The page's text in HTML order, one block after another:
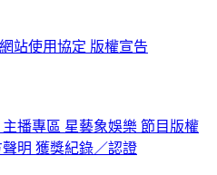
網站使用協定 版權宣告
主播專區 星藝象娛樂 節目版權
明 獲獎紀錄／認證